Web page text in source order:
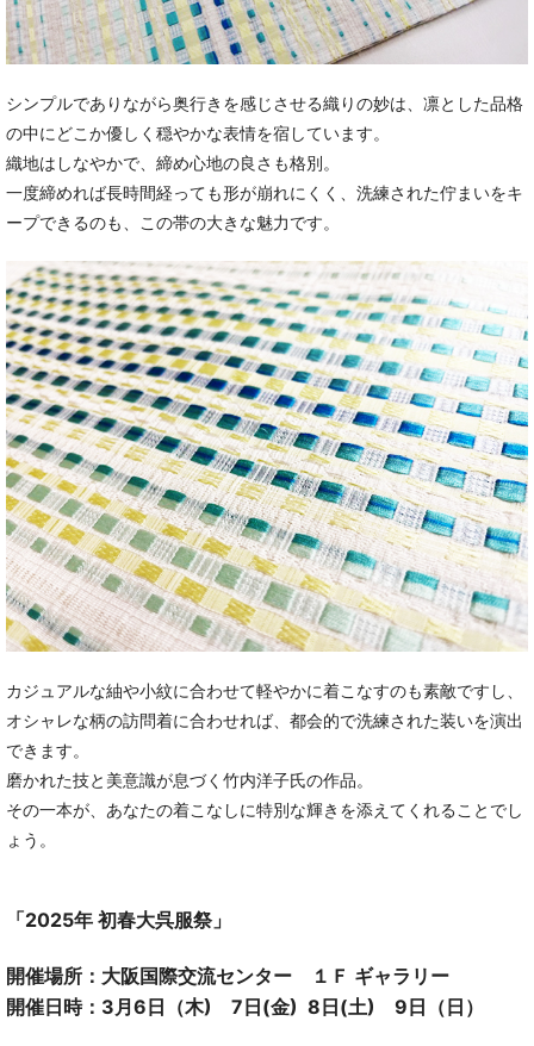
シンプルでありながら奥行きを感じさせる織りの妙は、凛とした品格
の中にどこか優しく穏やかな表情を宿しています。
織地はしなやかで、締め心地の良さも格別。
一度締めれば長時間経っても形が崩れにくく、洗練された佇まいをキ
ープできるのも、この帯の大きな魅力です。
カジュアルな紬や小紋に合わせて軽やかに着こなすのも素敵ですし、
オシャレな柄の訪問着に合わせれば、都会的で洗練された装いを演出
できます。
磨かれた技と美意識が息づく竹内洋子氏の作品。
その一本が、あなたの着こなしに特別な輝きを添えてくれることでし
ょう。
「2025年 初春大呉服祭」
開催場所：大阪国際交流センター １Ｆ ギャラリー
開催日時：3月6日（木) 7日(金) 8日(土) 9日（日）